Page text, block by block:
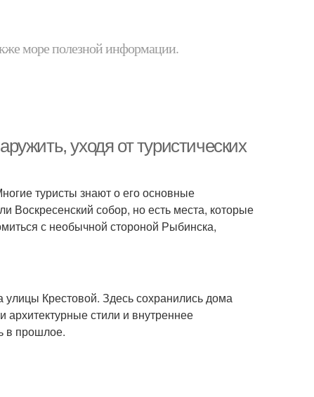
море полезной информации.
уходя от туристических
туристы знают о его основные
Воскресенский собор, но есть места, которые
с необычной стороной Рыбинска,
Крестовой. Здесь сохранились дома
архитектурные стили и внутреннее
в прошлое.